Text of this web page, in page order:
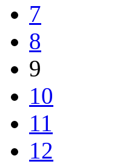
7
8
9
10
11
12